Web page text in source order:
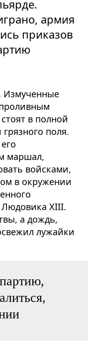
армия
приказов
Измученные
в полной
поля.
маршал,
войсками,
в окружении
XIII.
а дождь,
лужайки